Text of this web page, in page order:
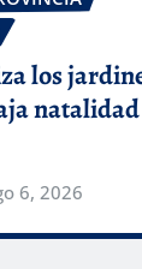
los
6, 2026